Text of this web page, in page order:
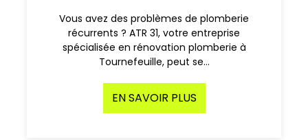
Vous avez des problèmes de plomberie
récurrents ? ATR 31, votre entreprise
spécialisée en rénovation plomberie à
Tournefeuille, peut se…
EN SAVOIR PLUS